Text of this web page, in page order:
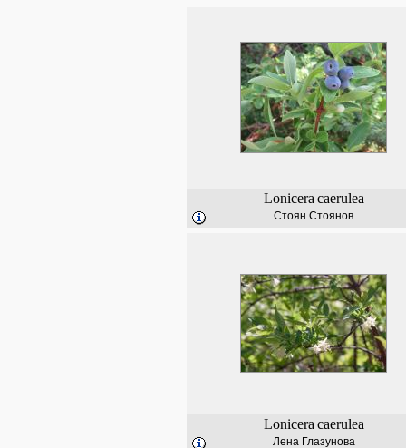
Lonicera caerulea
Стоян Стоянов
Lonicera caerulea
Лена Глазунова